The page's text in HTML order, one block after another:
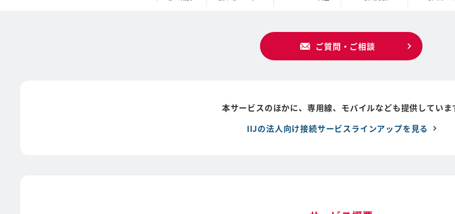
ご質問・ご相談
本サービスのほかに、専用線、モバイルなども提供していま
IIJの法人向け接続サービスラインアップを見る